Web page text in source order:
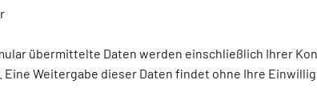
übermittelte Daten werden einschließlich Ihrer
Weitergabe dieser Daten findet ohne Ihre